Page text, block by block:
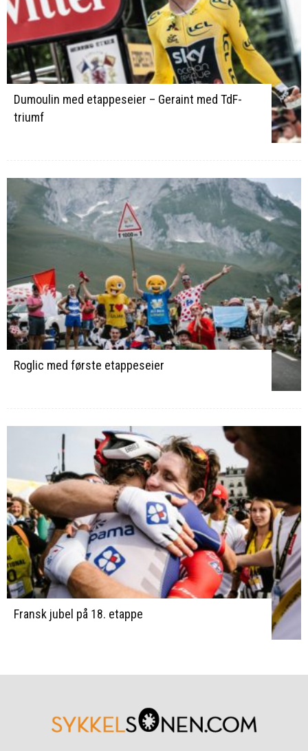
Dumoulin med etappeseier – Geraint med TdF-
triumf
Roglic med første etappeseier
Fransk jubel på 18. etappe